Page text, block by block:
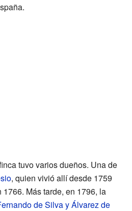
tuvo varios dueños. Una de
, quien vivió allí desde 1759
Más tarde, en 1796, la
de Silva y Álvarez de